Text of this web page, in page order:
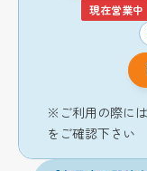
現在営業中
※ご利用の際には
をご確認下さい